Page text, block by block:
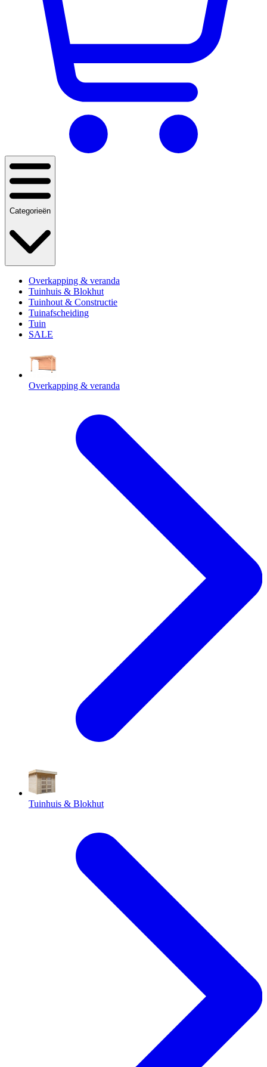
Categorieën
Overkapping & veranda
Tuinhuis & Blokhut
Tuinhout & Constructie
Tuinafscheiding
Tuin
SALE
Overkapping & veranda
Tuinhuis & Blokhut